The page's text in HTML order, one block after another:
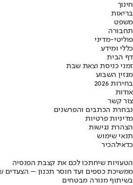
חינוך
בריאות
משפט
תחבורה
פוליטי-מדיני
כללי ומידע
דף הבית
זמני כניסת וצאת שבת
מגזין השבוע
בחירות 2026
אודות
צור קשר
נבחרת הכתבים והפרשנים
מדיניות פרטיות
הצהרת נגישות
תנאי שימוש
כדאילהכיר
הטעויות שיחתכו לכם את קצבת הפנסיה
ממשיכת כספים ועד חוסר תכנון – הצעדים
בשיתוף מנורה מבטחים